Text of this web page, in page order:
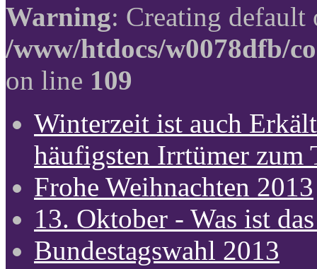
Warning: Creating
/www/htdocs/w0078dfb/
on line 109
Winterzeit ist auch
häufigsten Irrtümer zum
Frohe Weihnachten 2013
13. Oktober - Was ist
Bundestagswahl 2013